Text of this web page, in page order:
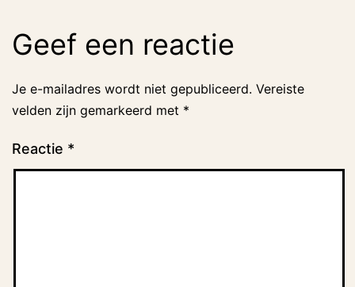
Geef een reactie
Je e-mailadres wordt niet gepubliceerd. Vereiste
velden zijn gemarkeerd met *
Reactie *